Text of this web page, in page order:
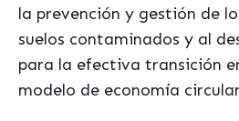
la prevención y gestión de
suelos contaminados y al
para la efectiva transición
modelo de economía